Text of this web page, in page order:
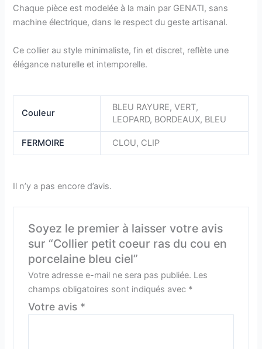
Chaque pièce est modelée à la main par GENATI, sans
machine électrique, dans le respect du geste artisanal.
Ce collier au style minimaliste, fin et discret, reflète une
élégance naturelle et intemporelle.
Couleur
BLEU RAYURE, VERT,
LEOPARD, BORDEAUX, BLEU
FERMOIRE CLOU, CLIP
Il n’y a pas encore d’avis.
Soyez le premier à laisser votre avis
sur “Collier petit coeur ras du cou en
porcelaine bleu ciel”
Votre adresse e-mail ne sera pas publiée. Les
champs obligatoires sont indiqués avec *
Votre avis *